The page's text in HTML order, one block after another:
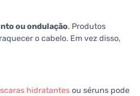
ou ondulação. Produtos
o cabelo. Em vez disso,
hidratantes ou séruns pode